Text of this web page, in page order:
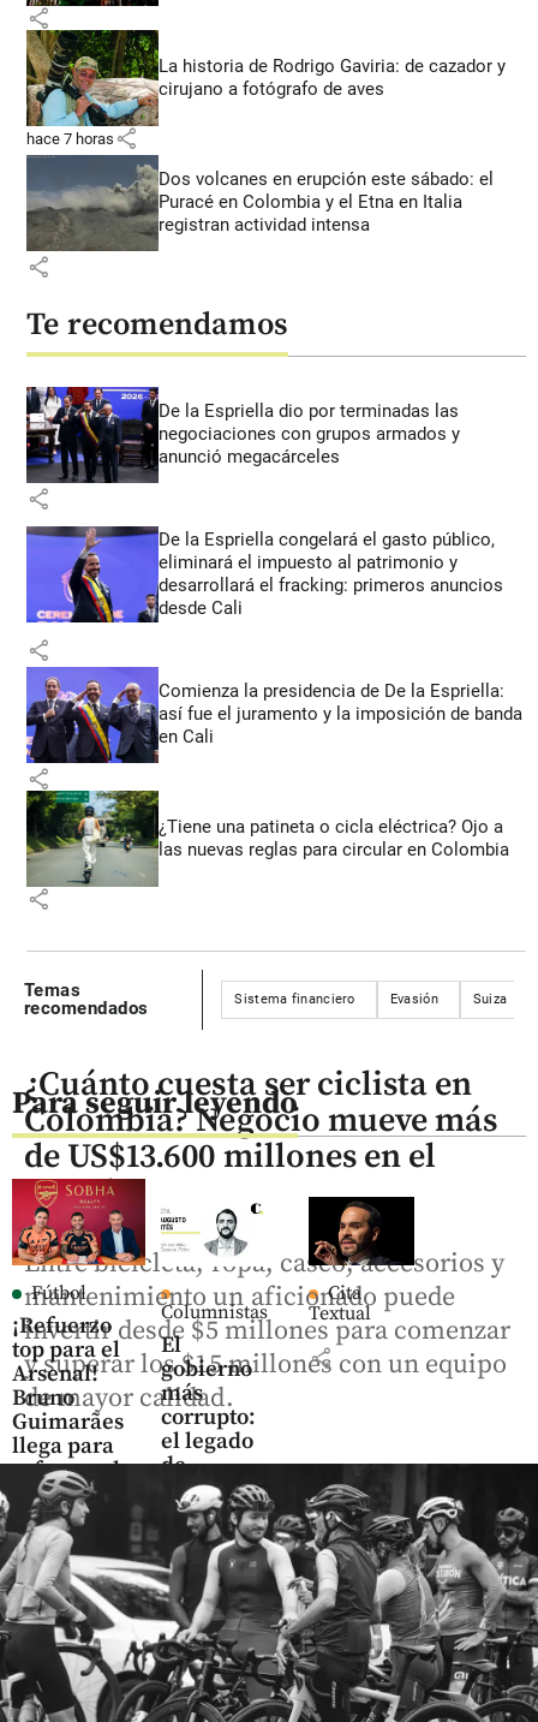
share
La historia de Rodrigo Gaviria: de cazador y
cirujano a fotógrafo de aves
hace 7 horas share
Dos volcanes en erupción este sábado: el
Puracé en Colombia y el Etna en Italia
registran actividad intensa
share
Te recomendamos
De la Espriella dio por terminadas las
negociaciones con grupos armados y
anunció megacárceles
share
De la Espriella congelará el gasto público,
eliminará el impuesto al patrimonio y
desarrollará el fracking: primeros anuncios
desde Cali
share
Comienza la presidencia de De la Espriella:
así fue el juramento y la imposición de banda
en Cali
share
¿Tiene una patineta o cicla eléctrica? Ojo a
las nuevas reglas para circular en Colombia
share
Temas
recomendados
Sistema financiero Evasión Suiza
Para seguir leyendo
Fútbol
¡Refuerzo
top para el
Arsenal!
Bruno
Guimarães
llega para
reforzar el
mediocampo
share
Columnistas
El
gobierno
más
corrupto:
el legado
de
Gustavo
Petro
share
Cita
Textual
share
Fútbol
¿Cuánto cuesta ser ciclista en
Colombia? Negocio mueve más
de US$13.600 millones en el
mundo
Entre bicicleta, ropa, casco, accesorios y
mantenimiento un aficionado puede
invertir desde $5 millones para comenzar
y superar los $15 millones con un equipo
de mayor calidad.